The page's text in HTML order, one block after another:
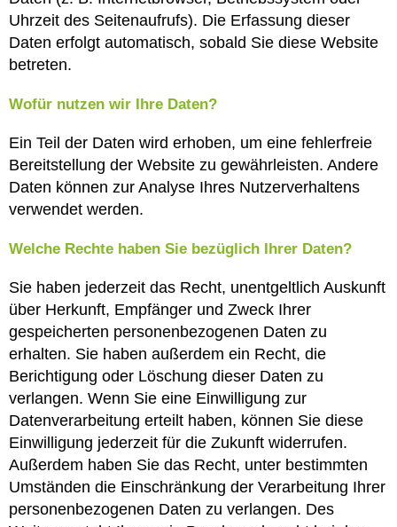
Uhrzeit des Seitenaufrufs). Die Erfassung dieser
Daten erfolgt automatisch, sobald Sie diese Website
betreten.
Wofür nutzen wir Ihre Daten?
Ein Teil der Daten wird erhoben, um eine fehlerfreie
Bereitstellung der Website zu gewährleisten. Andere
Daten können zur Analyse Ihres Nutzerverhaltens
verwendet werden.
Welche Rechte haben Sie bezüglich Ihrer Daten?
Sie haben jederzeit das Recht, unentgeltlich Auskunft
über Herkunft, Empfänger und Zweck Ihrer
gespeicherten personenbezogenen Daten zu
erhalten. Sie haben außerdem ein Recht, die
Berichtigung oder Löschung dieser Daten zu
verlangen. Wenn Sie eine Einwilligung zur
Datenverarbeitung erteilt haben, können Sie diese
Einwilligung jederzeit für die Zukunft widerrufen.
Außerdem haben Sie das Recht, unter bestimmten
Umständen die Einschränkung der Verarbeitung Ihrer
personenbezogenen Daten zu verlangen. Des